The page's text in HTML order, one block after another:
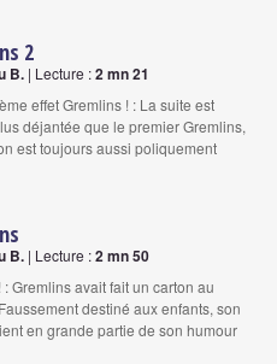
2
B. | Lecture :2 mn 21
effet Gremlins ! : La suite est
déjantée que le premier Gremlins,
est toujours aussi poliquement
B. | Lecture :2 mn 50
: Gremlins avait fait un carton au
destiné aux enfants, son
en grande partie de son humour